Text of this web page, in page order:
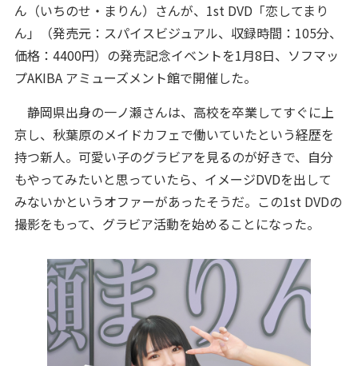
ん（いちのせ・まりん）さんが、1st DVD「恋してまり
ん」（発売元：スパイスビジュアル、収録時間：105分、
価格：4400円）の発売記念イベントを1月8日、ソフマッ
プAKIBA アミューズメント館で開催した。
静岡県出身の一ノ瀬さんは、高校を卒業してすぐに上
京し、秋葉原のメイドカフェで働いていたという経歴を
持つ新人。可愛い子のグラビアを見るのが好きで、自分
もやってみたいと思っていたら、イメージDVDを出して
みないかというオファーがあったそうだ。この1st DVDの
撮影をもって、グラビア活動を始めることになった。